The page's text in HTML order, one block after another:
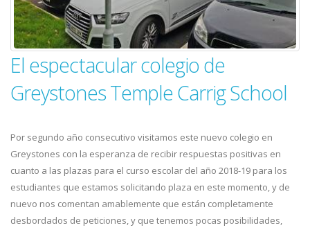
El espectacular colegio de
Greystones Temple Carrig School
Por segundo año consecutivo visitamos este nuevo colegio en
Greystones con la esperanza de recibir respuestas positivas en
cuanto a las plazas para el curso escolar del año 2018-19 para los
estudiantes que estamos solicitando plaza en este momento, y de
nuevo nos comentan amablemente que están completamente
desbordados de peticiones, y que tenemos pocas posibilidades,